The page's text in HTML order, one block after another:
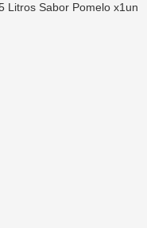
Litros Sabor Pomelo x1un